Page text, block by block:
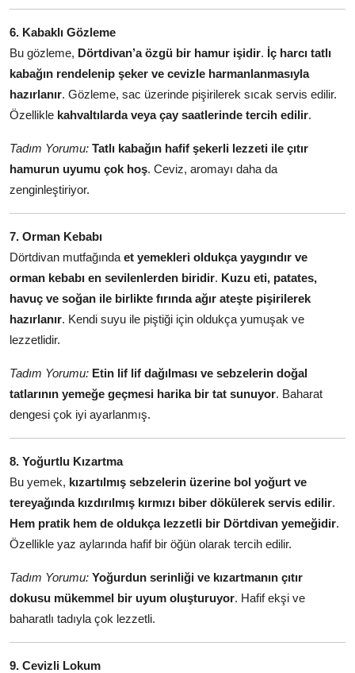
6. Kabaklı Gözleme
Bu gözleme, Dörtdivan’a özgü bir hamur işidir. İç harcı tatlı
kabağın rendelenip şeker ve cevizle harmanlanmasıyla
hazırlanır. Gözleme, sac üzerinde pişirilerek sıcak servis edilir.
Özellikle kahvaltılarda veya çay saatlerinde tercih edilir.
Tadım Yorumu: Tatlı kabağın hafif şekerli lezzeti ile çıtır
hamurun uyumu çok hoş. Ceviz, aromayı daha da
zenginleştiriyor.
7. Orman Kebabı
Dörtdivan mutfağında et yemekleri oldukça yaygındır ve
orman kebabı en sevilenlerden biridir. Kuzu eti, patates,
havuç ve soğan ile birlikte fırında ağır ateşte pişirilerek
hazırlanır. Kendi suyu ile piştiği için oldukça yumuşak ve
lezzetlidir.
Tadım Yorumu: Etin lif lif dağılması ve sebzelerin doğal
tatlarının yemeğe geçmesi harika bir tat sunuyor. Baharat
dengesi çok iyi ayarlanmış.
8. Yoğurtlu Kızartma
Bu yemek, kızartılmış sebzelerin üzerine bol yoğurt ve
tereyağında kızdırılmış kırmızı biber dökülerek servis edilir.
Hem pratik hem de oldukça lezzetli bir Dörtdivan yemeğidir.
Özellikle yaz aylarında hafif bir öğün olarak tercih edilir.
Tadım Yorumu: Yoğurdun serinliği ve kızartmanın çıtır
dokusu mükemmel bir uyum oluşturuyor. Hafif ekşi ve
baharatlı tadıyla çok lezzetli.
9. Cevizli Lokum